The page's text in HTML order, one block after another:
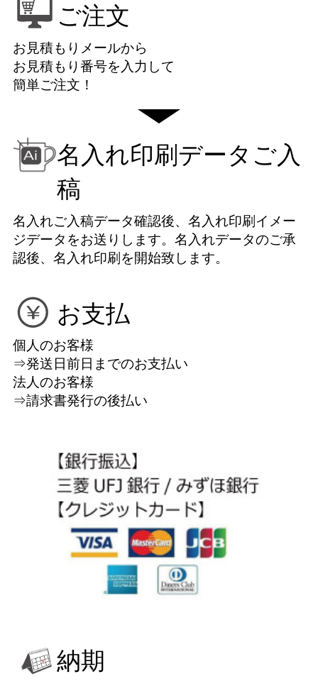
ご注文
お見積もりメールから
お見積もり番号を入力して
簡単ご注文！
名入れ印刷データご入
稿
名入れご入稿データ確認後、名入れ印刷イメー
ジデータをお送りします。名入れデータのご承
認後、名入れ印刷を開始致します。
お支払
個人のお客様
⇒発送日前日までのお支払い
法人のお客様
⇒請求書発行の後払い
納期